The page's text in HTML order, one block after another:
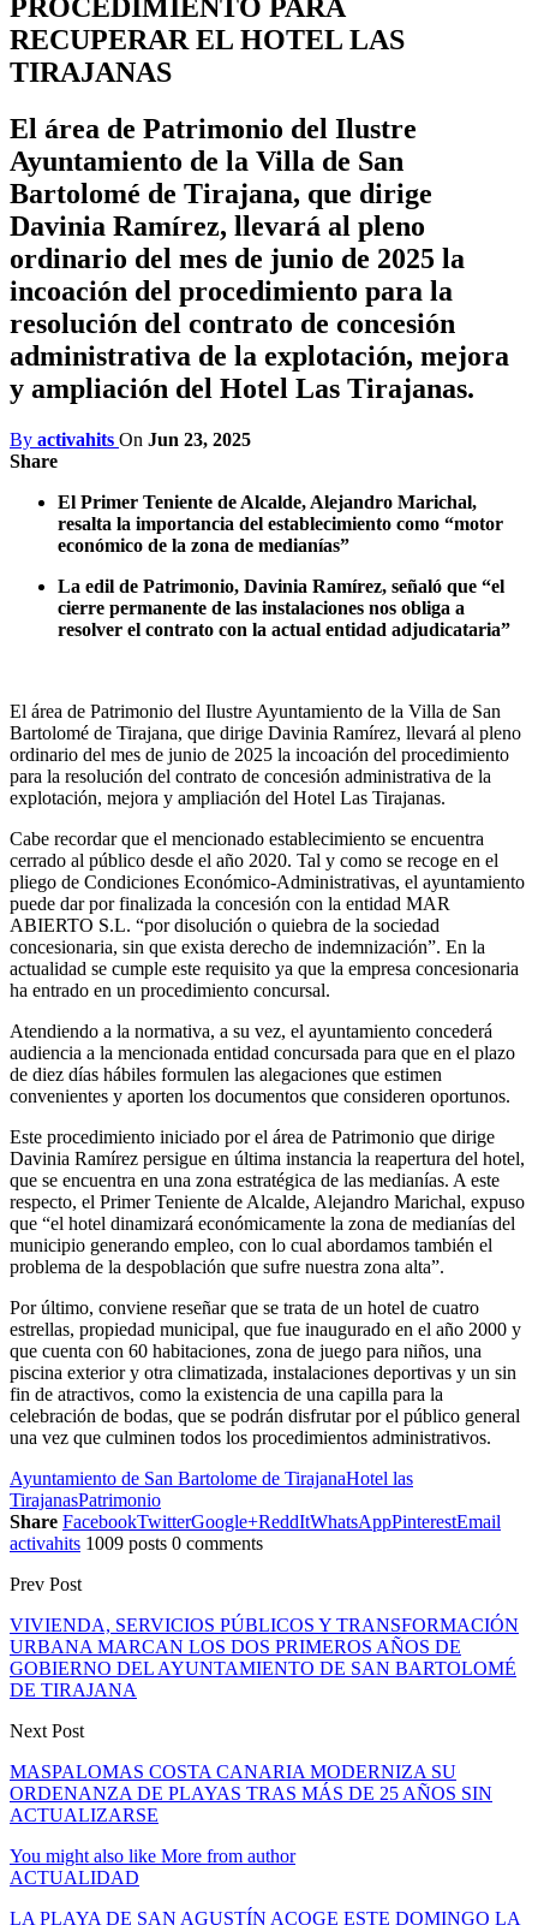
PROCEDIMIENTO PARA
RECUPERAR EL HOTEL LAS
TIRAJANAS
El área de Patrimonio del Ilustre
Ayuntamiento de la Villa de San
Bartolomé de Tirajana, que dirige
Davinia Ramírez, llevará al pleno
ordinario del mes de junio de 2025 la
incoación del procedimiento para la
resolución del contrato de concesión
administrativa de la explotación, mejora
y ampliación del Hotel Las Tirajanas.
By activahits On Jun 23, 2025
Share
El Primer Teniente de Alcalde, Alejandro Marichal,
resalta la importancia del establecimiento como “motor
económico de la zona de medianías”
La edil de Patrimonio, Davinia Ramírez, señaló que “el
cierre permanente de las instalaciones nos obliga a
resolver el contrato con la actual entidad adjudicataria”
El área de Patrimonio del Ilustre Ayuntamiento de la Villa de San
Bartolomé de Tirajana, que dirige Davinia Ramírez, llevará al pleno
ordinario del mes de junio de 2025 la incoación del procedimiento
para la resolución del contrato de concesión administrativa de la
explotación, mejora y ampliación del Hotel Las Tirajanas.
Cabe recordar que el mencionado establecimiento se encuentra
cerrado al público desde el año 2020. Tal y como se recoge en el
pliego de Condiciones Económico-Administrativas, el ayuntamiento
puede dar por finalizada la concesión con la entidad MAR
ABIERTO S.L. “por disolución o quiebra de la sociedad
concesionaria, sin que exista derecho de indemnización”. En la
actualidad se cumple este requisito ya que la empresa concesionaria
ha entrado en un procedimiento concursal.
Atendiendo a la normativa, a su vez, el ayuntamiento concederá
audiencia a la mencionada entidad concursada para que en el plazo
de diez días hábiles formulen las alegaciones que estimen
convenientes y aporten los documentos que consideren oportunos.
Este procedimiento iniciado por el área de Patrimonio que dirige
Davinia Ramírez persigue en última instancia la reapertura del hotel,
que se encuentra en una zona estratégica de las medianías. A este
respecto, el Primer Teniente de Alcalde, Alejandro Marichal, expuso
que “el hotel dinamizará económicamente la zona de medianías del
municipio generando empleo, con lo cual abordamos también el
problema de la despoblación que sufre nuestra zona alta”.
Por último, conviene reseñar que se trata de un hotel de cuatro
estrellas, propiedad municipal, que fue inaugurado en el año 2000 y
que cuenta con 60 habitaciones, zona de juego para niños, una
piscina exterior y otra climatizada, instalaciones deportivas y un sin
fin de atractivos, como la existencia de una capilla para la
celebración de bodas, que se podrán disfrutar por el público general
una vez que culminen todos los procedimientos administrativos.
Ayuntamiento de San Bartolome de TirajanaHotel las
TirajanasPatrimonio
Share FacebookTwitterGoogle+ReddItWhatsAppPinterestEmail
activahits 1009 posts 0 comments
Prev Post
VIVIENDA, SERVICIOS PÚBLICOS Y TRANSFORMACIÓN
URBANA MARCAN LOS DOS PRIMEROS AÑOS DE
GOBIERNO DEL AYUNTAMIENTO DE SAN BARTOLOMÉ
DE TIRAJANA
Next Post
MASPALOMAS COSTA CANARIA MODERNIZA SU
ORDENANZA DE PLAYAS TRAS MÁS DE 25 AÑOS SIN
ACTUALIZARSE
You might also like More from author
ACTUALIDAD
LA PLAYA DE SAN AGUSTÍN ACOGE ESTE DOMINGO LA